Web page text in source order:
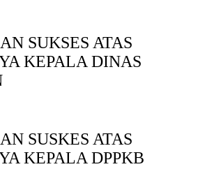
SUKSES ATAS
KEPALA DINAS
SUSKES ATAS
KEPALA DPPKB